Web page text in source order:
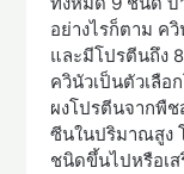
อย่างไรก็ตาม ค
และมีโปรตีนถึง
ควินัวเป็นตัวเลือ
ผงโปรตีนจากพื
ซีนในปริมาณสูง
ชนิดขึ้นไปหรือเส